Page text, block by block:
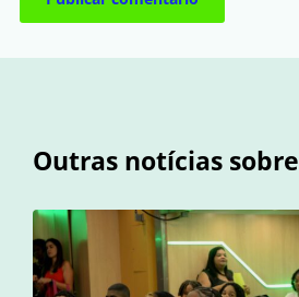
Outras notícias sobre